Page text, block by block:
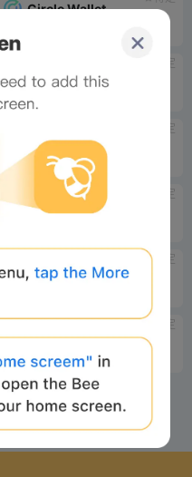
Circle Wallet
待定
Token pocket
热钱包：Tokenpocket
待定
Polka wallet
热钱包：波卡钱包
待定
Liquality wallet
待定
Argent
待定
Wallet-AVAX Wallet
热钱包：Avalanche Walle...
2